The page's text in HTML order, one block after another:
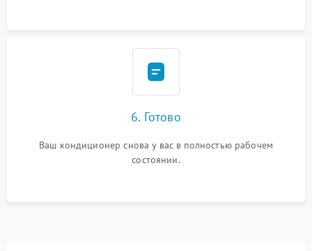
6. Готово
Ваш кондиционер снова у вас в полностью рабочем
состоянии.